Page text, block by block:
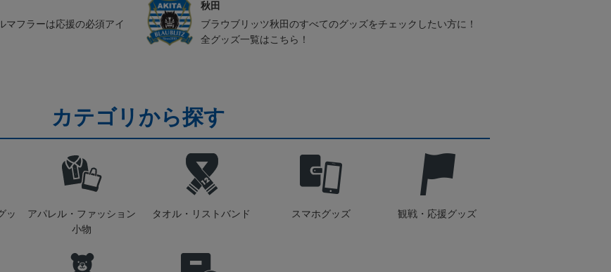
マフラーは応援の必須アイ
秋田
ブラウブリッツ秋田のすべてのグッズをチェックしたい方に！
全グッズ一覧はこちら！
カテゴリから探す
ッ
アパレル・ファッション
小物
タオル・リストバンド スマホグッズ 観戦・応援グッズ